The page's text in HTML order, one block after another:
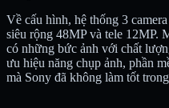
Về cấu hình, hệ thống 3
siêu rộng 48MP và tele 12MP.
có những bức ảnh với chất
ưu hiệu năng chụp ảnh, phần
mà Sony đã không làm tốt